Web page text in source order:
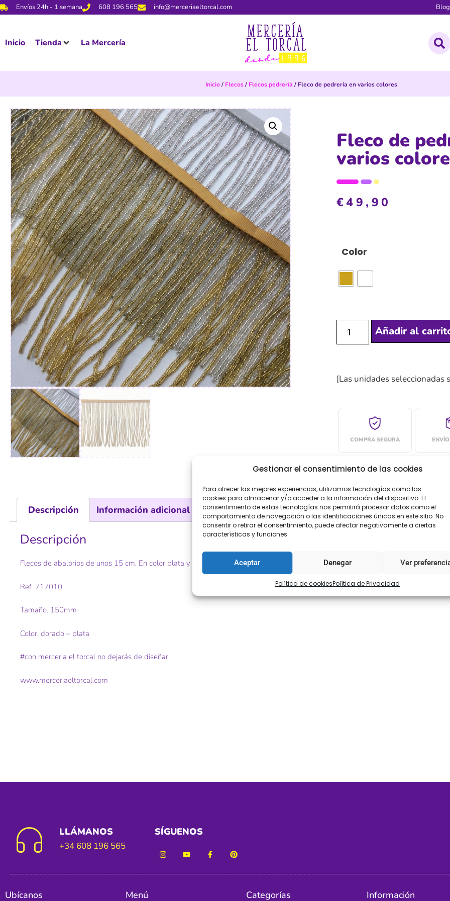
Gestionar el consentimiento de las cookies
Para ofrecer las mejores experiencias, utilizamos tecnologías como las
cookies para almacenar y/o acceder a la información del dispositivo. El
consentimiento de estas tecnologías nos permitirá procesar datos como el
comportamiento de navegación o las identificaciones únicas en este sitio. No
consentir o retirar el consentimiento, puede afectar negativamente a ciertas
características y funciones.
Aceptar Denegar Ver
Política de cookiesPolítica de Privacidad
Envíos 24h - 1 semana 608 196 565 info@merceriaeltorcal.com Blog
Inicio Tienda La Mercería
Inicio/ Flecos/ Flecos pedrería / Fleco de pedrería en varios colores
Fleco de
varios
€49,90
Color
Añadir al
[Las unidades seleccionadas
COMPRA SEGURA
Descripción Información adicional
Descripción
Flecos de abalorios de unos 15 cm. En color plata y oro (dorado)
Ref. 717010
Tamaño. 150mm
Color. dorado – plata
#con merceria el torcal no dejarás de diseñar
www.merceriaeltorcal.com
LLÁMANOS
+34 608 196 565
SÍGUENOS
Ubícanos Menú Categorías Información